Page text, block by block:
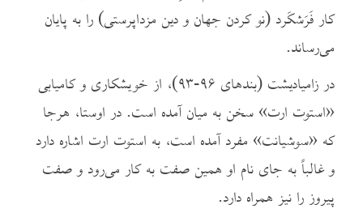
کار فَرَشکَرد (نو کردن جهان و دین مزداپرستی) را به پایان
می‌‌‌‌‌رساند.
در زامیادیشت (بندهای ۹۶-۹۳)، از خویشکاری و کامیابی
«استوت ارت» سخن به میان آمده است. در اوستا، هرجا
که «سوشیانت» مفرد آمده است، به استوت ارت اشاره دارد
و غالباً به جای نام او همین صفت به کار می‌رود و صفت
پیروز را نیز همراه دارد.